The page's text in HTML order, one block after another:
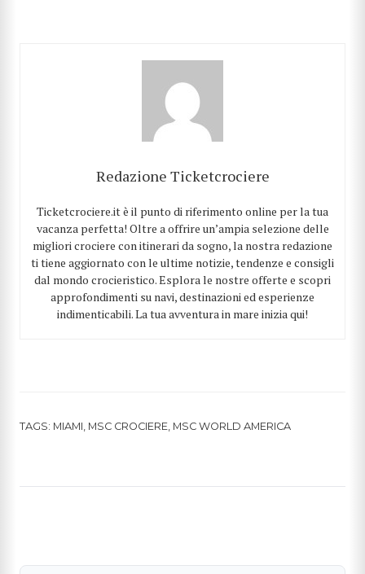
Redazione Ticketcrociere
Ticketcrociere.it è il punto di riferimento online per la tua
vacanza perfetta! Oltre a offrire un’ampia selezione delle
migliori crociere con itinerari da sogno, la nostra redazione
ti tiene aggiornato con le ultime notizie, tendenze e consigli
dal mondo crocieristico. Esplora le nostre offerte e scopri
approfondimenti su navi, destinazioni ed esperienze
indimenticabili. La tua avventura in mare inizia qui!
TAGS: MIAMI MSC CROCIERE MSC WORLD AMERICA